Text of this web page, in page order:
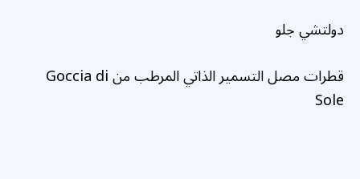
دولتشي جلو
قطرات مصل التسمير الذاتي المرطب من Goccia di
Sole